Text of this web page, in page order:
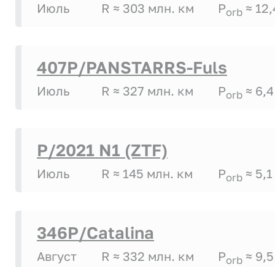
Июль R ≈ 303 млн. км Porb ≈
407P/PANSTARRS-Fuls
Июль R ≈ 327 млн. км Porb ≈ 6,4
P/2021 N1 (ZTF)
Июль R ≈ 145 млн. км Porb ≈ 5,1
346P/Catalina
Август R ≈ 332 млн. км Porb ≈ 9,5